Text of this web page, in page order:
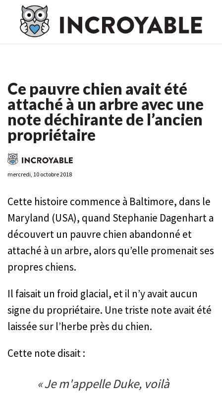
Casino En Ligne France
Casino En Ligne France
Ligne
Ce pauvre chien avait été
attaché à un arbre avec une
note déchirante de l’ancien
propriétaire
mercredi, 10 octobre 2018
Cette histoire commence à Baltimore, dans le
Maryland (USA), quand Stephanie Dagenhart a
découvert un pauvre chien abandonné et
attaché à un arbre, alors qu’elle promenait ses
propres chiens.
Il faisait un froid glacial, et il n’y avait aucun
signe du propriétaire. Une triste note avait été
laissée sur l’herbe près du chien.
Cette note disait :
« Je m'appelle Duke, voilà